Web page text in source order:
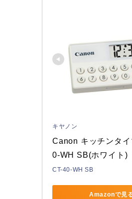
キヤノン
Canon キッチンタ
0-WH SB(ホワイト)
CT-40-WH SB
Amazonで見